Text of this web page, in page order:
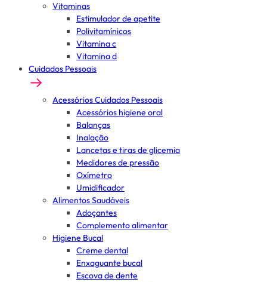
Vitaminas
Estimulador de apetite
Polivitamínicos
Vitamina c
Vitamina d
Cuidados Pessoais
Acessórios Cuidados Pessoais
Acessórios higiene oral
Balanças
Inalação
Lancetas e tiras de glicemia
Medidores de pressão
Oxímetro
Umidificador
Alimentos Saudáveis
Adoçantes
Complemento alimentar
Higiene Bucal
Creme dental
Enxaguante bucal
Escova de dente